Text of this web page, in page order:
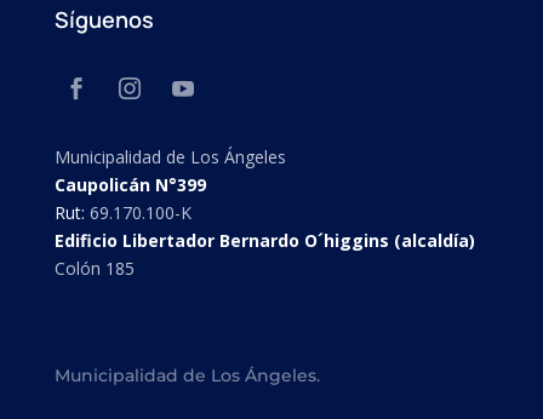
Síguenos
Municipalidad de Los Ángeles
Caupolicán N°399
Rut: 69.170.100-K
Edificio Libertador Bernardo O´higgins (alcaldía)
Colón 185
Municipalidad de Los Ángeles.